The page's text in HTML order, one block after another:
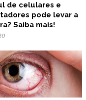
de celulares e
pode levar a
Saiba mais!